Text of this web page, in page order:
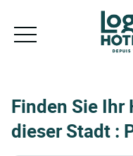
Finden Sie Ihr
dieser Stadt :